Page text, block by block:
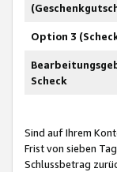
Option 3
Scheck
Sind auf Ihrem
Frist von sieben
Schlussbetrag